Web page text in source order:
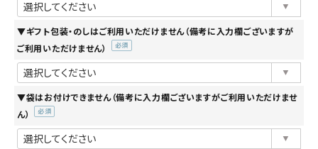
▼ギフト包装・のしはご利用いただけません（備考に入力欄ございますが
ご利用いただけません）
▼袋はお付けできません（備考に入力欄ございますがご利用いただけませ
ん）
須)